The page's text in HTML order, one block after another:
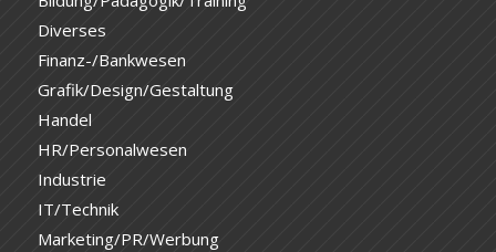
Diverses
Finanz-/Bankwesen
Grafik/Design/Gestaltung
Handel
HR/Personalwesen
Industrie
IT/Technik
Marketing/PR/Werbung